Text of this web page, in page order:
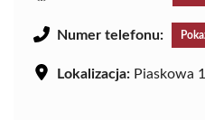
Numer telefonu:
Lokalizacja: Piaskowa